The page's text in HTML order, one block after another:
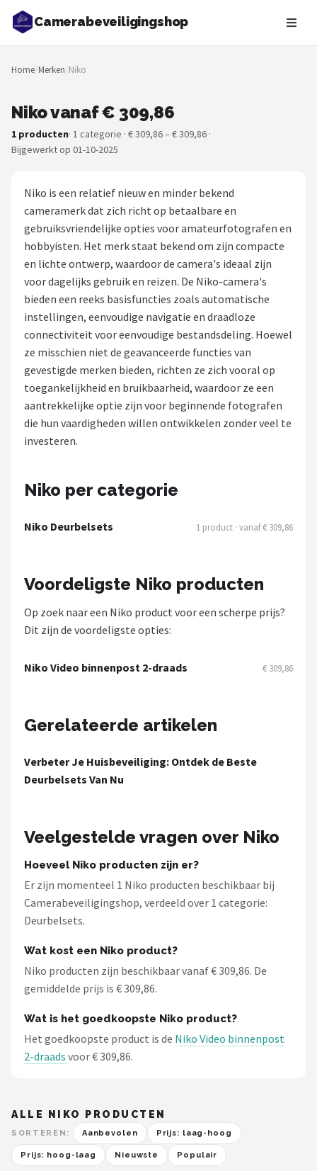
Camerabeveiligingshop
Zoeken
NAVIGATIE
Merken
Beveiligingscamera's
Camera Deurbellen
POPULAIRE MERKEN
Home-Locking
Reolink
Hikvision
TP-Link
Smartwares
ieGeek
Home/Merken/Niko
Niko vanaf € 309,86
1 producten· 1 categorie · € 309,86 – € 309,86 ·
Bijgewerkt op 01-10-2025
Niko is een relatief nieuw en minder bekend
cameramerk dat zich richt op betaalbare en
gebruiksvriendelijke opties voor amateurfotografen en
hobbyisten. Het merk staat bekend om zijn compacte
en lichte ontwerp, waardoor de camera's ideaal zijn
voor dagelijks gebruik en reizen. De Niko-camera's
bieden een reeks basisfuncties zoals automatische
instellingen, eenvoudige navigatie en draadloze
connectiviteit voor eenvoudige bestandsdeling. Hoewel
ze misschien niet de geavanceerde functies van
gevestigde merken bieden, richten ze zich vooral op
toegankelijkheid en bruikbaarheid, waardoor ze een
aantrekkelijke optie zijn voor beginnende fotografen
die hun vaardigheden willen ontwikkelen zonder veel te
investeren.
Niko per categorie
Niko Deurbelsets 1 product · vanaf € 309,86
Voordeligste Niko producten
Op zoek naar een Niko product voor een scherpe prijs?
Dit zijn de voordeligste opties:
Niko Video binnenpost 2-draads € 309,86
Gerelateerde artikelen
Verbeter Je Huisbeveiliging: Ontdek de Beste
Deurbelsets Van Nu
Veelgestelde vragen over Niko
Hoeveel Niko producten zijn er?
Er zijn momenteel 1 Niko producten beschikbaar bij
Camerabeveiligingshop, verdeeld over 1 categorie:
Deurbelsets.
Wat kost een Niko product?
Niko producten zijn beschikbaar vanaf € 309,86. De
gemiddelde prijs is € 309,86.
Wat is het goedkoopste Niko product?
Het goedkoopste product is de Niko Video binnenpost
2-draads voor € 309,86.
ALLE NIKO PRODUCTEN
SORTEREN: Aanbevolen Prijs: laag-hoog
Prijs: hoog-laag Nieuwste Populair